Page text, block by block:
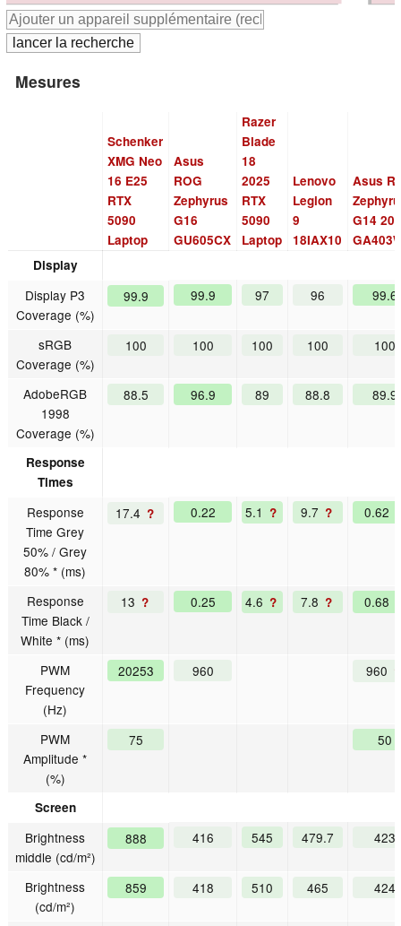
Mesures
Schenker
XMG Neo
16 E25
RTX
5090
Laptop
Asus
ROG
Zephyrus
G16
GU605CX
Razer
Blade
18
2025
RTX
5090
Laptop
Lenovo
Legion
9
18IAX10
Asus
G14
Display
Display P3
Coverage (%)
99.9 99.9 97 96 99.6
sRGB
Coverage (%)
100 100 100 100 100
AdobeRGB
1998
Coverage (%)
88.5 96.9 89 88.8 89.9
Response
Times
Response
Time Grey
50% / Grey
80% * (ms)
17.4 ? 0.22 5.1 ? 9.7 ? 0.62
Response
Time Black /
White * (ms)
13 ? 0.25 4.6 ? 7.8 ? 0.68
PWM
Frequency
(Hz)
20253 960 960
PWM
Amplitude *
(%)
75 50
Screen
Brightness
middle (cd/m²)
888 416 545 479.7 423
Brightness
(cd/m²)
859 418 510 465 424